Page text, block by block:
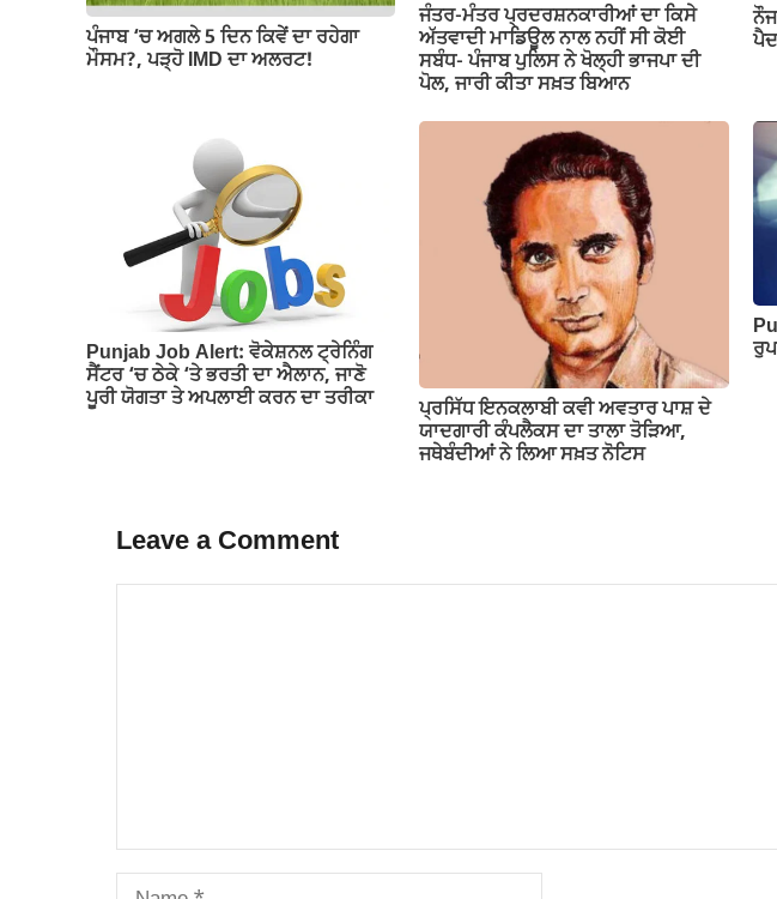
ਪੰਜਾਬ ‘ਚ ਅਗਲੇ 5 ਦਿਨ ਕਿਵੇਂ ਦਾ ਰਹੇਗਾ
ਮੌਸਮ?, ਪੜ੍ਹੋ IMD ਦਾ ਅਲਰਟ!
ਜੰਤਰ-ਮੰਤਰ ਪ੍ਰਦਰਸ਼ਨਕਾਰੀਆਂ ਦਾ ਕਿਸੇ
ਅੱਤਵਾਦੀ ਮਾਡਿਊਲ ਨਾਲ ਨਹੀਂ ਸੀ ਕੋਈ
ਸਬੰਧ- ਪੰਜਾਬ ਪੁਲਿਸ ਨੇ ਖੋਲ੍ਹੀ ਭਾਜਪਾ ਦੀ
ਪੋਲ, ਜਾਰੀ ਕੀਤਾ ਸਖ਼ਤ ਬਿਆਨ
Punjab Job Alert: ਵੋਕੇਸ਼ਨਲ ਟ੍ਰੇਨਿੰਗ
ਸੈਂਟਰ ‘ਚ ਠੇਕੇ ‘ਤੇ ਭਰਤੀ ਦਾ ਐਲਾਨ, ਜਾਣੋ
ਪੂਰੀ ਯੋਗਤਾ ਤੇ ਅਪਲਾਈ ਕਰਨ ਦਾ ਤਰੀਕਾ
ਪ੍ਰਸਿੱਧ ਇਨਕਲਾਬੀ ਕਵੀ ਅਵਤਾਰ ਪਾਸ਼ ਦੇ
ਯਾਦਗਾਰੀ ਕੰਪਲੈਕਸ ਦਾ ਤਾਲਾ ਤੋੜਿਆ,
ਜਥੇਬੰਦੀਆਂ ਨੇ ਲਿਆ ਸਖ਼ਤ ਨੋਟਿਸ
Leave a Comment
Name